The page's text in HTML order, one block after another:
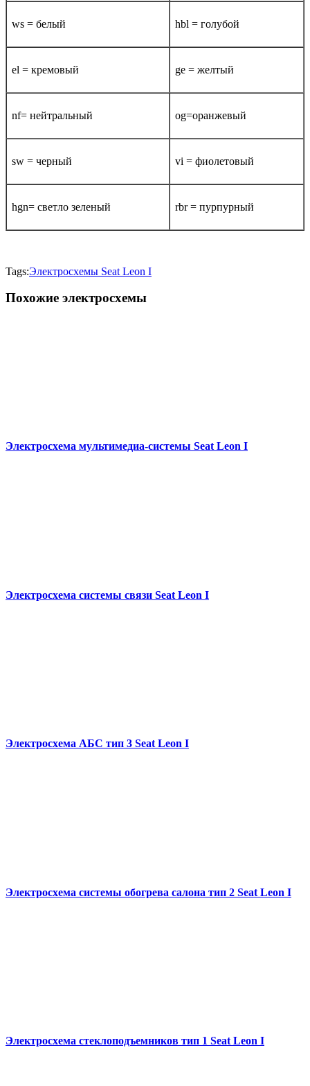
ws = белый hbl = голубой
el = кремовый ge = желтый
nf= нейтральный og=оранжевый
sw = черный vi = фиолетовый
hgn= светло зеленый rbr = пурпурный
Tags:Электросхемы Seat Leon I
Похожие электросхемы
Электросхема мультимедиа-системы Seat Leon I
Электросхема системы связи Seat Leon I
Электросхема АБС тип 3 Seat Leon I
Электросхема системы обогрева салона тип 2 Seat Leon I
Электросхема стеклоподъемников тип 1 Seat Leon I